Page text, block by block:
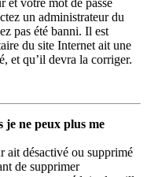
un administrateur du
pas été banni. Il est
du site Internet ait une
et qu’il devra la corriger.
je ne peux plus me
ait désactivé ou supprimé
de supprimer